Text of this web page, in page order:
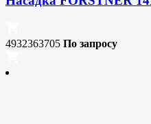
4932363705 По запросу